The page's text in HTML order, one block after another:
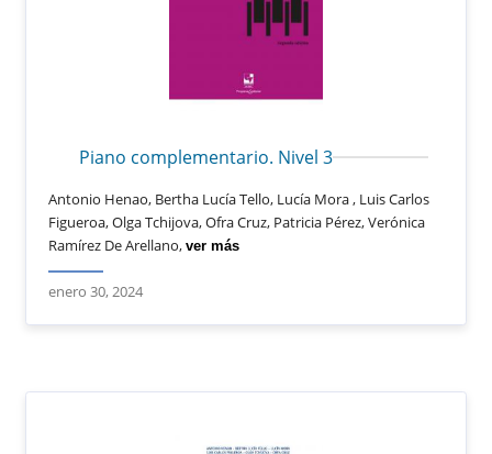
Piano complementario. Nivel 3
Antonio Henao, Bertha Lucía Tello, Lucía Mora , Luis Carlos
Figueroa, Olga Tchijova, Ofra Cruz, Patricia Pérez, Verónica
Ramírez De Arellano,ver más
enero 30, 2024